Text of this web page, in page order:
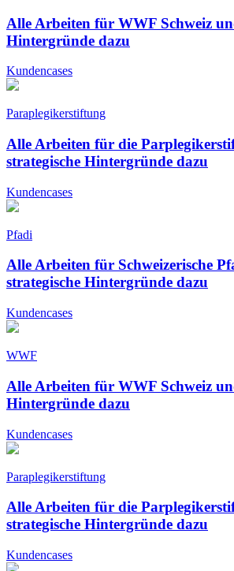
Alle Arbeiten für WWF Schweiz
Hintergründe dazu
Kundencases
Paraplegikerstiftung
Alle Arbeiten für die
strategische Hintergründe dazu
Kundencases
Pfadi
Alle Arbeiten für Schweizerische
strategische Hintergründe dazu
Kundencases
WWF
Alle Arbeiten für WWF Schweiz
Hintergründe dazu
Kundencases
Paraplegikerstiftung
Alle Arbeiten für die
strategische Hintergründe dazu
Kundencases